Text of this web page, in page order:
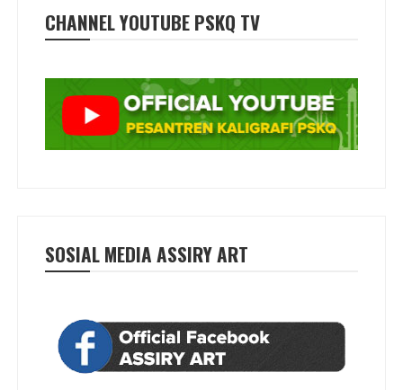
CHANNEL YOUTUBE PSKQ TV
SOSIAL MEDIA ASSIRY ART